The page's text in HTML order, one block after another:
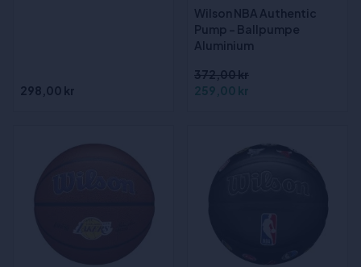
298,00 kr
Wilson NBA Authentic
Pump - Ballpumpe
Aluminium
372,00 kr
259,00 kr